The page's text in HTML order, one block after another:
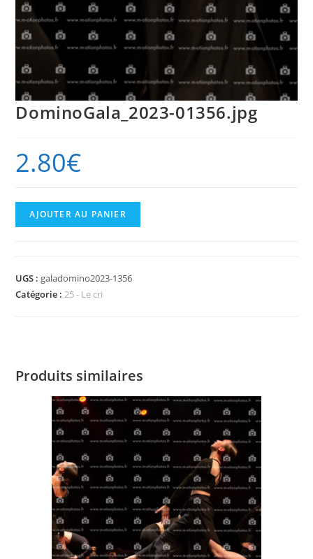
DominoGala_2023-01356.jpg
2.80€
quantité
de
AJOUTER AU PANIER
UGS : galadomino2023-1356
Catégorie :25 - Le cri
Produits similaires